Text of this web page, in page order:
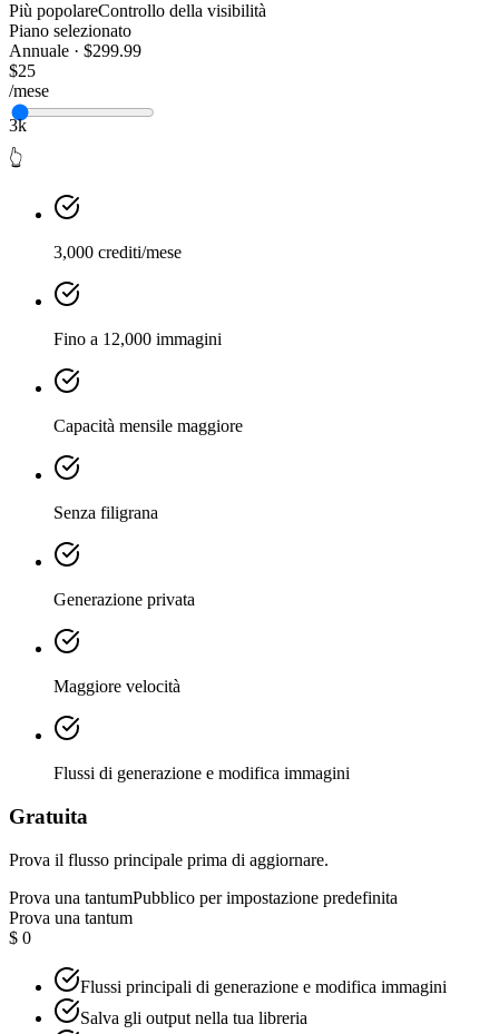
Più popolareControllo della visibilità
Piano selezionato
Annuale · $299.99
$25
/mese
3k
👆
3,000 crediti/mese
Fino a 12,000 immagini
Capacità mensile maggiore
Senza filigrana
Generazione privata
Maggiore velocità
Flussi di generazione e modifica immagini
Gratuita
Prova il flusso principale prima di aggiornare.
Prova una tantumPubblico per impostazione predefinita
Prova una tantum
$ 0
Flussi principali di generazione e modifica immagini
Salva gli output nella tua libreria